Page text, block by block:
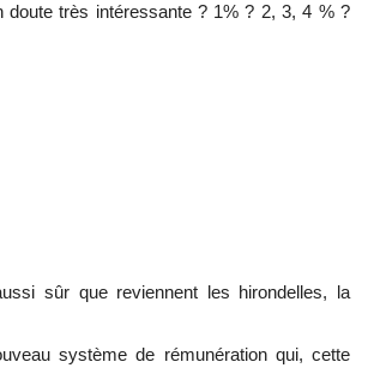
doute très intéressante ? 1% ? 2, 3, 4 % ?
sûr que reviennent les hirondelles, la
système de rémunération qui, cette